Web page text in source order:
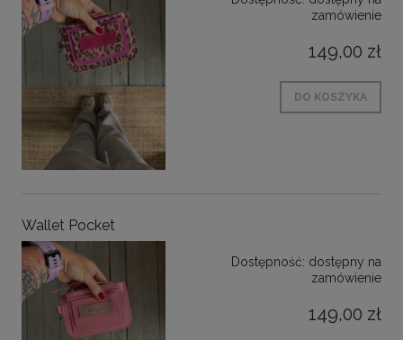
zamówienie
149,00 zł
DO KOSZYKA
Wallet Pocket
Dostępność: dostępny na
zamówienie
149,00 zł